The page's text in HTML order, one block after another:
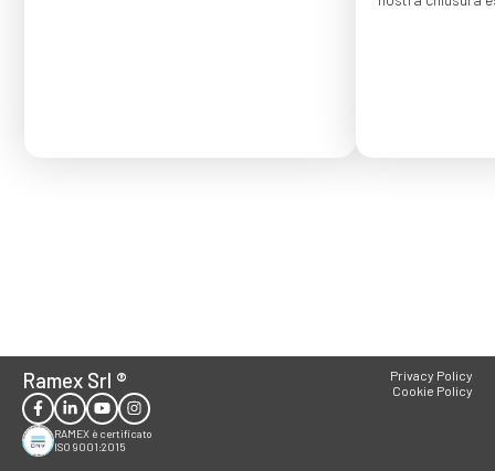
Ramex Srl ®
RAMEX è certificato
ISO 9001:2015
Privacy Policy
Cookie Policy